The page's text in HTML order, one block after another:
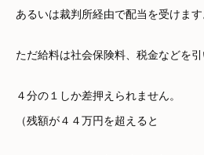
あるいは裁判所経由で配当を受けます
ただ給料は社会保険料、税金などを
４分の１しか差押えられません。
（残額が４４万円を超えると